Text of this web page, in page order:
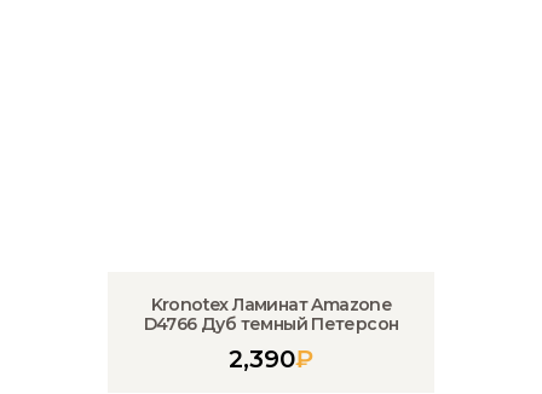
Kronotex Ламинат Amazone
D4766 Дуб темный Петерсон
2,390₽